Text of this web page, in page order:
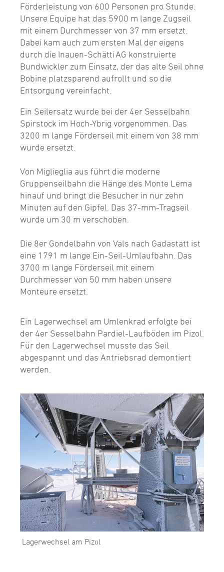
Förderleistung von 600 Personen pro Stunde.
Unsere Equipe hat das 5900 m lange Zugseil
mit einem Durchmesser von 37 mm ersetzt.
Dabei kam auch zum ersten Mal der eigens
durch die Inauen-Schätti AG konstruierte
Bundwickler zum Einsatz, der das alte Seil ohne
Bobine platzsparend aufrollt und so die
Entsorgung vereinfacht.
Ein Seilersatz wurde bei der 4er Sesselbahn
Spirstock im Hoch-Ybrig vorgenommen. Das
3200 m lange Förderseil mit einem von 38 mm
wurde ersetzt.
Von Miglieglia aus führt die moderne
Gruppenseilbahn die Hänge des Monte Lema
hinauf und bringt die Besucher in nur zehn
Minuten auf den Gipfel. Das 37-mm-Tragseil
wurde um 30 m verschoben.
Die 8er Gondelbahn von Vals nach Gadastatt ist
eine 1791 m lange Ein-Seil-Umlaufbahn. Das
3700 m lange Förderseil mit einem
Durchmesser von 50 mm haben unsere
Monteure ersetzt.
Ein Lagerwechsel am Umlenkrad erfolgte bei
der 4er Sesselbahn Pardiel-Laufböden im Pizol.
Für den Lagerwechsel musste das Seil
abgespannt und das Antriebsrad demontiert
werden.
Lagerwechsel am Pizol